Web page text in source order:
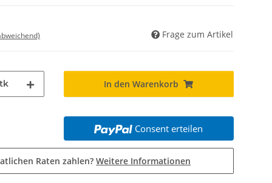
Frage zum Artikel
In den Warenkorb
Consent erteilen
Raten zahlen? Weitere Informationen